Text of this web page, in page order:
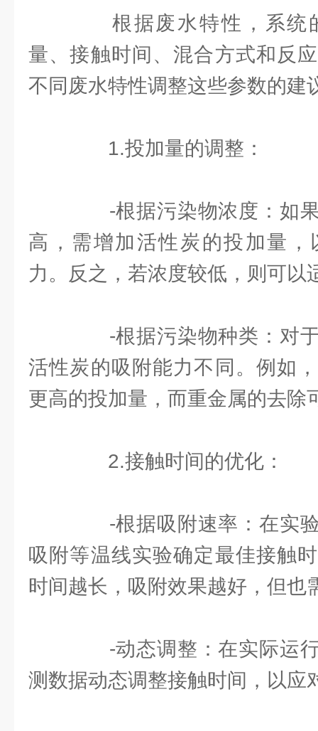
根据废水特性，系统
量、接触时间、混合方式和反
不同废水特性调整这些参数的建
1.投加量的调整：
-根据污染物浓度：如果
高，需增加活性炭的投加量
力。反之，若浓度较低，则可以
-根据污染物种类：对于
活性炭的吸附能力不同。例如
更高的投加量，而重金属的去除
2.接触时间的优化：
-根据吸附速率：在实验
吸附等温线实验确定最佳接触
时间越长，吸附效果越好，但也
-动态调整：在实际运行
测数据动态调整接触时间，以应